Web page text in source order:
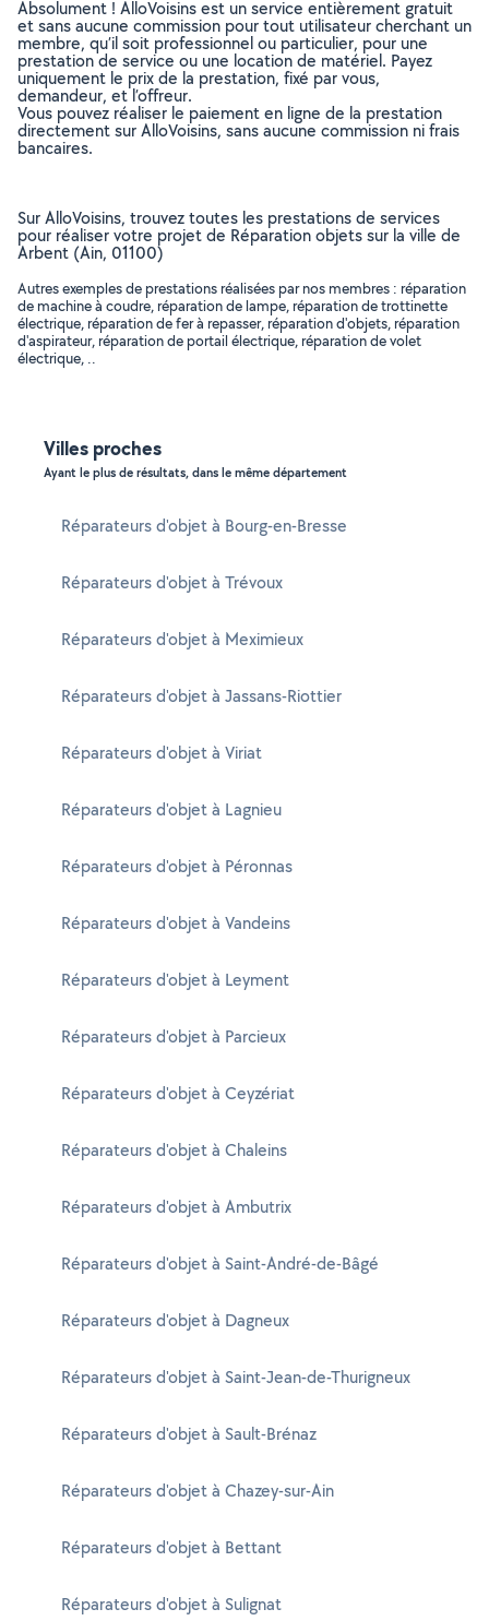
Absolument ! AlloVoisins est un service entièrement gratuit
et sans aucune commission pour tout utilisateur cherchant un
membre, qu’il soit professionnel ou particulier, pour une
prestation de service ou une location de matériel. Payez
uniquement le prix de la prestation, fixé par vous,
demandeur, et l’offreur.
Vous pouvez réaliser le paiement en ligne de la prestation
directement sur AlloVoisins, sans aucune commission ni frais
bancaires.
Sur AlloVoisins, trouvez toutes les prestations de services
pour réaliser votre projet de Réparation objets sur la ville de
Arbent (Ain, 01100)
Autres exemples de prestations réalisées par nos membres : réparation
de machine à coudre, réparation de lampe, réparation de trottinette
électrique, réparation de fer à repasser, réparation d'objets, réparation
d'aspirateur, réparation de portail électrique, réparation de volet
électrique, ..
Villes proches
Ayant le plus de résultats, dans le même département
Réparateurs d'objet à Bourg-en-Bresse
Réparateurs d'objet à Trévoux
Réparateurs d'objet à Meximieux
Réparateurs d'objet à Jassans-Riottier
Réparateurs d'objet à Viriat
Réparateurs d'objet à Lagnieu
Réparateurs d'objet à Péronnas
Réparateurs d'objet à Vandeins
Réparateurs d'objet à Leyment
Réparateurs d'objet à Parcieux
Réparateurs d'objet à Ceyzériat
Réparateurs d'objet à Chaleins
Réparateurs d'objet à Ambutrix
Réparateurs d'objet à Saint-André-de-Bâgé
Réparateurs d'objet à Dagneux
Réparateurs d'objet à Saint-Jean-de-Thurigneux
Réparateurs d'objet à Sault-Brénaz
Réparateurs d'objet à Chazey-sur-Ain
Réparateurs d'objet à Bettant
Réparateurs d'objet à Sulignat